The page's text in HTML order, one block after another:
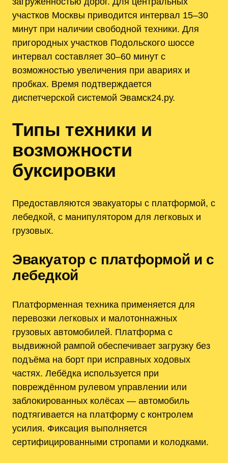
участков Москвы приводится интервал 15–30
минут при наличии свободной техники. Для
пригородных участков Подольского шоссе
интервал составляет 30–60 минут с
возможностью увеличения при авариях и
пробках. Время подтверждается
диспетчерской системой Эвамск24.ру.
Типы техники и
возможности
буксировки
Предоставляются эвакуаторы с платформой, с
лебедкой, с манипулятором для легковых и
грузовых.
Эвакуатор с платформой и с
лебедкой
Платформенная техника применяется для
перевозки легковых и малотоннажных
грузовых автомобилей. Платформа с
выдвижной рампой обеспечивает загрузку без
подъёма на борт при исправных ходовых
частях. Лебёдка используется при
повреждённом рулевом управлении или
заблокированных колёсах — автомобиль
подтягивается на платформу с контролем
усилия. Фиксация выполняется
сертифицированными стропами и колодками.